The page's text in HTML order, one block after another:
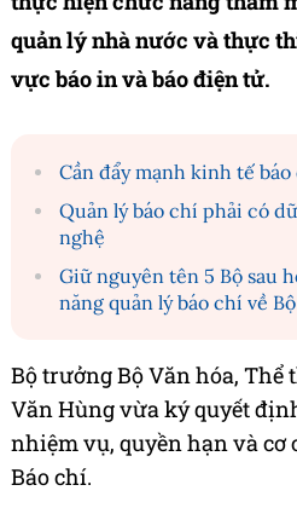
quản lý nhà nước và thực
vực báo in và báo điện tử.
Cần đẩy mạnh kinh tế
Quản lý báo chí phải có
nghệ
Giữ nguyên tên 5 Bộ sau
năng quản lý báo chí về
Bộ trưởng Bộ Văn hóa, Thể
Văn Hùng vừa ký quyết
nhiệm vụ, quyền hạn và cơ
Báo chí.